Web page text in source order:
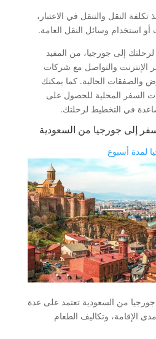
النقل والتنقل في الاعتبار،
أو استخدام وسائل النقل العامة.
إلى جورجيا، من المفيد
الإنترنت والتواصل مع شركات
والصفقات الحالية. كما يمكنك
السفر المحلية للحصول على
في التخطيط لرحلتك.
إلى جورجيا من السعودية
لمدة أسبوع
من السعودية تعتمد على عدة
الإقامة، وتكاليف الطعام